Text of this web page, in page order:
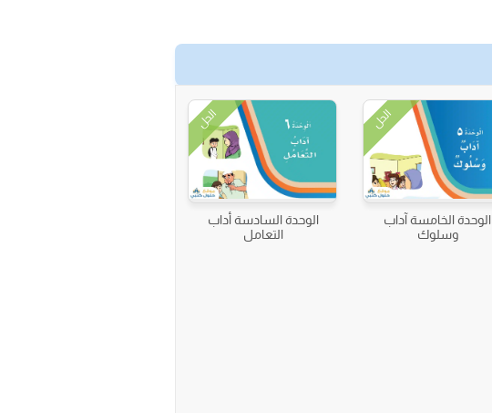
الحل
الوحدة الخامسة آداب
وسلوك
الحل
الوحدة السادسة أداب
التعامل